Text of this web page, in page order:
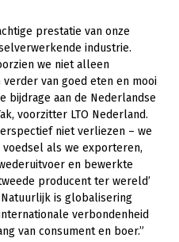
onderwijs
prestatie van onze
industrie.
we niet alleen
van goed eten en mooi
bijdrage aan de Nederlandse
voorzitter LTO Nederland.
niet verliezen – we
als we exporteren,
en bewerkte
producent ter wereld’
is globalisering
verbondenheid
van consument en boer.”